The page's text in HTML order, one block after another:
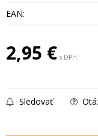
EAN:
2,95 € s DPH
Sledovať